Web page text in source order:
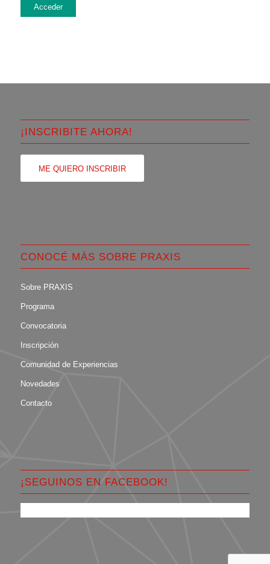
Acceder
¡INSCRIBITE AHORA!
ME QUIERO INSCRIBIR
CONOCÉ MÁS SOBRE PRAXIS
Sobre PRAXIS
Programa
Convocatoria
Inscripción
Comunidad de Experiencias
Novedades
Contacto
¡SEGUINOS EN FACEBOOK!